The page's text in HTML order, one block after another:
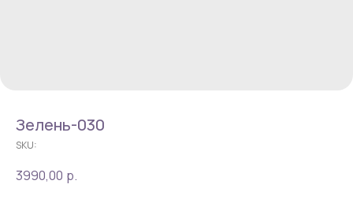
Зелень-030
SKU:
3990,00 р.